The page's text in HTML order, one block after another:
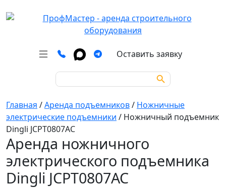
Search
for:
Search Button
Оставить заявку
Главная /Аренда подъемников/ Ножничные
электрические подъемники / Ножничный подъемник
Dingli JCPT0807AC
Аренда ножничного
электрического подъемника
Dingli JCPT0807AC